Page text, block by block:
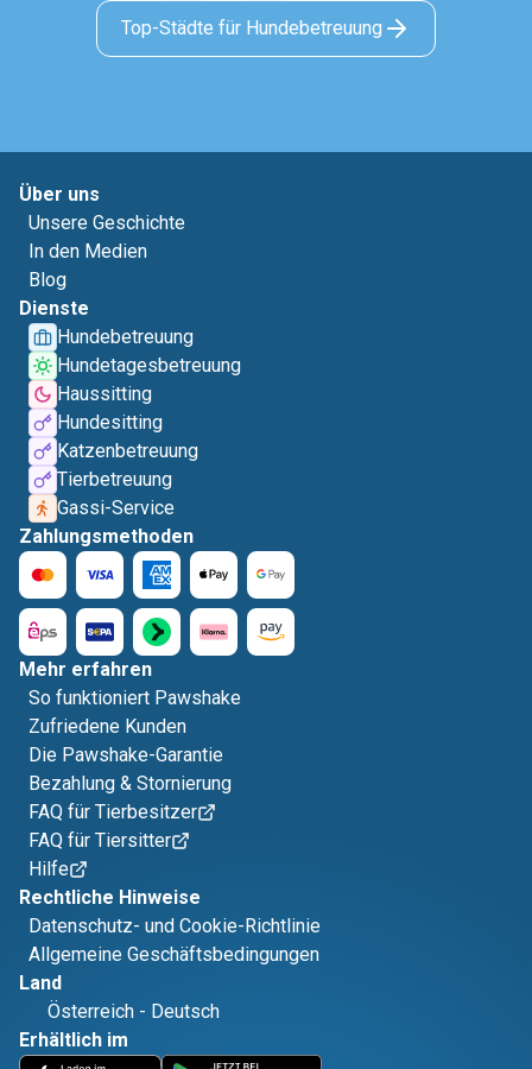
Top-Städte für Hundebetreuung
Über uns
Unsere Geschichte
In den Medien
Blog
Dienste
Hundebetreuung
Hundetagesbetreuung
Haussitting
Hundesitting
Katzenbetreuung
Tierbetreuung
Gassi-Service
Zahlungsmethoden
Mehr erfahren
So funktioniert Pawshake
Zufriedene Kunden
Die Pawshake-Garantie
Bezahlung & Stornierung
FAQ für Tierbesitzer
FAQ für Tiersitter
Hilfe
Rechtliche Hinweise
Datenschutz- und Cookie-Richtlinie
Allgemeine Geschäftsbedingungen
Land
Österreich - Deutsch
Erhältlich im